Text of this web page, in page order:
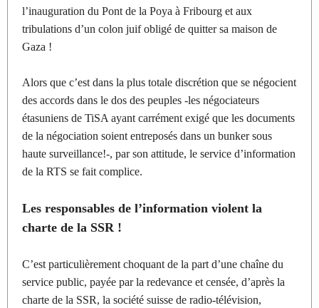
l’inauguration du Pont de la Poya à Fribourg et aux
tribulations d’un colon juif obligé de quitter sa maison de
Gaza !
Alors que c’est dans la plus totale discrétion que se négocient
des accords dans le dos des peuples -les négociateurs
étasuniens de TiSA ayant carrément exigé que les documents
de la négociation soient entreposés dans un bunker sous
haute surveillance!-, par son attitude, le service d’information
de la RTS se fait complice.
Les responsables de l’information violent la
charte de la SSR !
C’est particulièrement choquant de la part d’une chaîne du
service public, payée par la redevance et censée, d’après la
charte de la SSR, la société suisse de radio-télévision,